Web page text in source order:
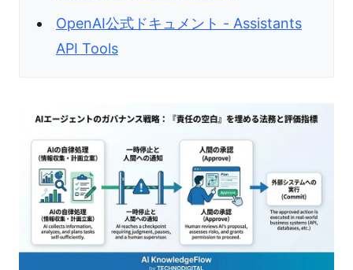
OpenAI公式ドキュメント - Assistants
API Tools